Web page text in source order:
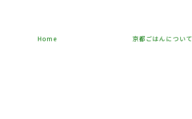
Home 京都ごはんについて